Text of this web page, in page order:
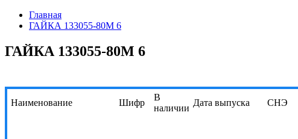
Главная
ГАЙКА 133055-80М 6
ГАЙКА 133055-80М 6
Наименование Шифр
В
наличии
Дата выпуска СНЭ